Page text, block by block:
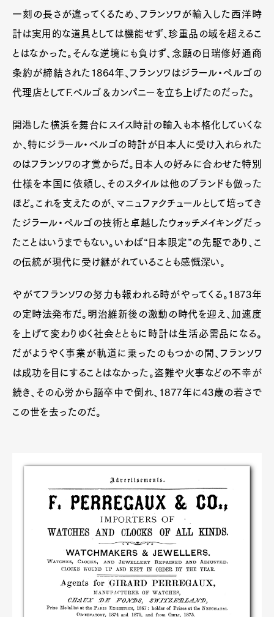
一刻の長さが違ってくるため、フランソワが輸入した西洋時
計は実用的な道具としては機能せず、珍重品の域を超えるこ
とはなかった。そんな逆境にも負けず、念願の日瑞修好通商
条約が締結された1864年、フランソワはジラール・ペルゴの
代理店としてF.ペルゴ＆カンパニーを立ち上げたのだった。
開港した横浜を舞台にスイス時計の輸入も本格化していくな
か、特にジラール・ペルゴの時計が日本人に受け入れられた
のはフランソワの才覚からだ。日本人の好みに合わせた特別
仕様を本国に依頼し、そのスタイルは他のブランドも倣った
ほど。これを支えたのが、マニュファクチュールとして培ってき
たジラール・ペルゴの技術と卓越したウォッチメイキングだっ
たことはいうまでもない。いわば“日本限定”の先駆であり、こ
の伝統が現代に受け継がれていることも感慨深い。
やがてフランソワの努力も報われる時がやってくる。1873年
の定時法発布だ。明治維新後の激動の時代を迎え、加速度
を上げて変わりゆく社会とともに時計は生活必需品になる。
だがようやく事業が軌道に乗ったのもつかの間、フランソワ
は成功を目にすることはなかった。盗難や火事などの不幸が
続き、その心労から脳卒中で倒れ、1877年に43歳の若さで
この世を去ったのだ。